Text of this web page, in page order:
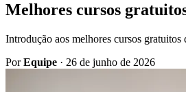
Melhores cursos
Introdução aos melhores cursos
PorEquipe · 26 de junho de 2026